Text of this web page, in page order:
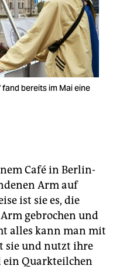
bereits im Mai eine
Café in Berlin-
Arm auf
ist sie es, die
gebrochen und
alles kann man mit
sie und nutzt ihre
ein Quarkteilchen